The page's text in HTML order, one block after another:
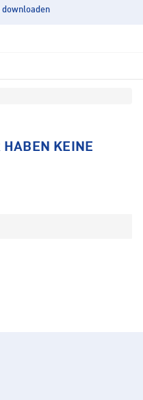
downloaden
HABEN KEINE